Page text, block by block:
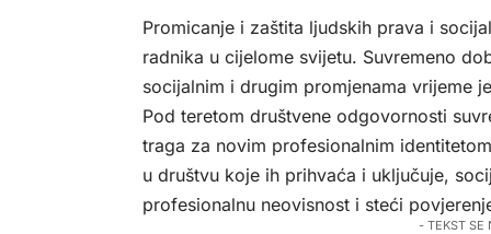
Promicanje i zaštita ljudskih prava i
radnika u cijelome svijetu. Suvremeno
socijalnim i drugim promjenama vrijeme
Pod teretom društvene odgovornosti
traga za novim profesionalnim
u društvu koje ih prihvaća i uključuje,
profesionalnu neovisnost i steći
- TEKST SE